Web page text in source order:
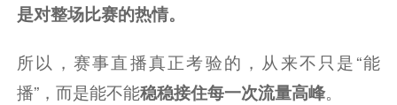
是对整场比赛的热情。
所以，赛事直播真正考验的，从来不只是“能
播”，而是能不能稳稳接住每一次流量高峰。